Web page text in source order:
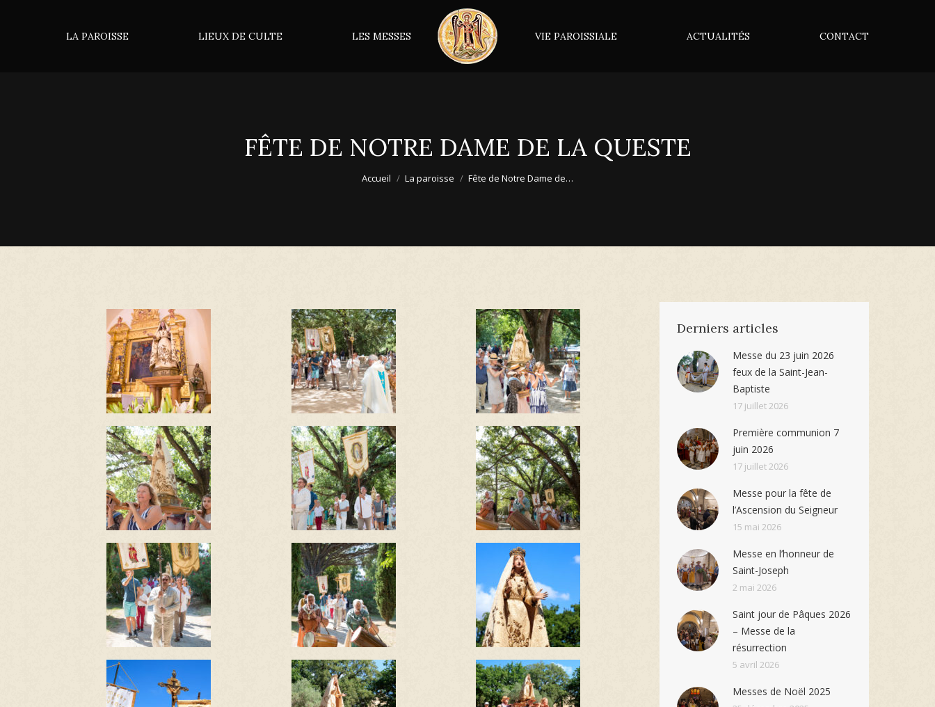
LA PAROISSE LIEUX DE CULTE LES MESSES VIE PAROISSIALE ACTUALITÉS CONTACT
FÊTE DE NOTRE DAME DE LA QUESTE
Accueil La paroisse Fête de Notre Dame de…
Derniers articles
Messe du 23 juin 2026
feux de la Saint-Jean-
Baptiste
17 juillet 2026
Première communion 7
juin 2026
17 juillet 2026
Messe pour la fête de
l’Ascension du Seigneur
15 mai 2026
Messe en l’honneur de
Saint-Joseph
2 mai 2026
Saint jour de Pâques 2026
– Messe de la
résurrection
5 avril 2026
Messes de Noël 2025